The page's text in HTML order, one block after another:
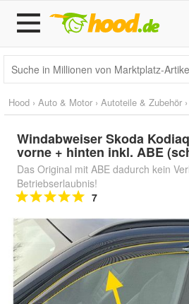
Hood › Auto & Motor › Autoteile & Zubehör ›
Windabweiser Skoda
vorne + hinten inkl. ABE
Das Original mit ABE dadurch kein
Betriebserlaubnis!
7